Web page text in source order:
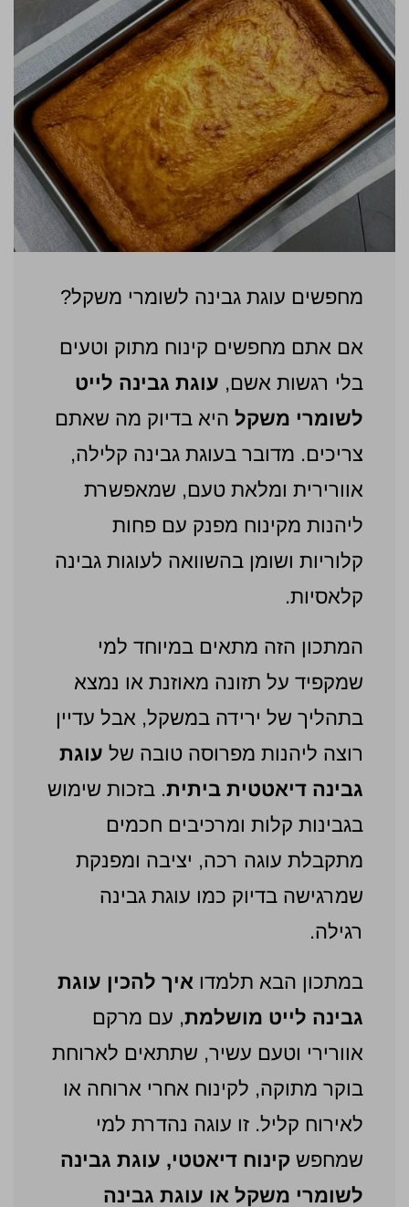
מחפשים עוגת גבינה לשומרי משקל?
אם אתם מחפשים קינוח מתוק וטעים
בלי רגשות אשם, עוגת גבינה לייט
לשומרי משקל היא בדיוק מה שאתם
צריכים. מדובר בעוגת גבינה קלילה,
אוורירית ומלאת טעם, שמאפשרת
ליהנות מקינוח מפנק עם פחות
קלוריות ושומן בהשוואה לעוגות גבינה
קלאסיות.
המתכון הזה מתאים במיוחד למי
שמקפיד על תזונה מאוזנת או נמצא
בתהליך של ירידה במשקל, אבל עדיין
רוצה ליהנות מפרוסה טובה של עוגת
גבינה דיאטטית ביתית. בזכות שימוש
בגבינות קלות ומרכיבים חכמים
מתקבלת עוגה רכה, יציבה ומפנקת
שמרגישה בדיוק כמו עוגת גבינה
רגילה.
במתכון הבא תלמדו איך להכין עוגת
גבינה לייט מושלמת, עם מרקם
אוורירי וטעם עשיר, שתתאים לארוחת
בוקר מתוקה, לקינוח אחרי ארוחה או
לאירוח קליל. זו עוגה נהדרת למי
שמחפש קינוח דיאטטי, עוגת גבינה
לשומרי משקל או עוגת גבינה